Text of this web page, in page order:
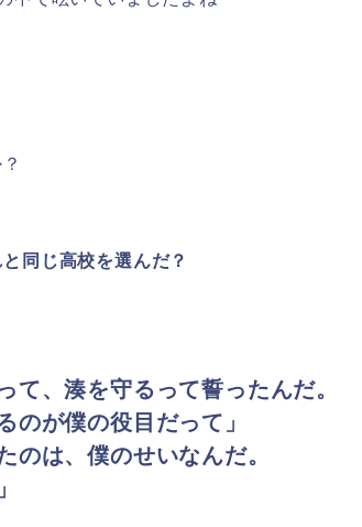
同じ高校を選んだ？
て、湊を守るって誓ったんだ。
のが僕の役目だって」
は、僕のせいなんだ。